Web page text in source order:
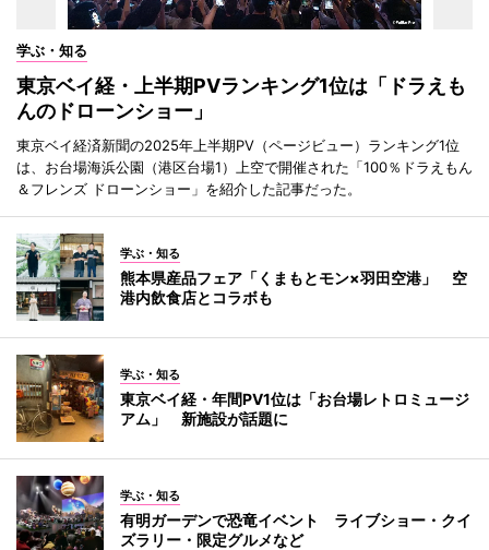
学ぶ・知る
東京ベイ経・上半期PVランキング1位は「ドラえも
んのドローンショー」
東京ベイ経済新聞の2025年上半期PV（ページビュー）ランキング1位
は、お台場海浜公園（港区台場1）上空で開催された「100％ドラえもん
＆フレンズ ドローンショー」を紹介した記事だった。
学ぶ・知る
熊本県産品フェア「くまもとモン×羽田空港」 空
港内飲食店とコラボも
学ぶ・知る
東京ベイ経・年間PV1位は「お台場レトロミュージ
アム」 新施設が話題に
学ぶ・知る
有明ガーデンで恐竜イベント ライブショー・クイ
ズラリー・限定グルメなど